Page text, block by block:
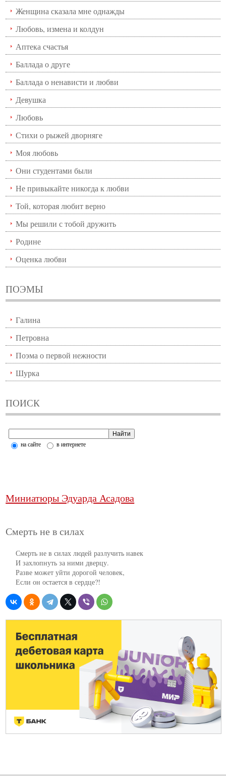
Женщина сказала мне однажды
Любовь, измена и колдун
Аптека счастья
Баллада о друге
Баллада о ненависти и любви
Девушка
Любовь
Стихи о рыжей дворняге
Моя любовь
Они студентами были
Не привыкайте никогда к любви
Той, которая любит верно
Мы решили с тобой дружить
Родине
Оценка любви
ПОЭМЫ
Галина
Петровна
Поэма о первой нежности
Шурка
ПОИСК
на сайте в интернете
Миниатюры Эдуарда Асадова
Смерть не в силах
     Смерть не в силах людей разлучить навек
     И захлопнуть за ними дверцу.
     Разве может уйти дорогой человек,
     Если он остается в сердце?!